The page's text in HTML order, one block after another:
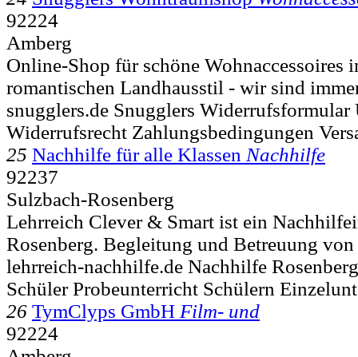
92224
Amberg
Online-Shop für schöne Wohnaccessoires
romantischen Landhausstil - wir sind
snugglers.de Snugglers Widerrufsformular
Widerrufsrecht Zahlungsbedingungen
25 Nachhilfe für alle Klassen Nachhilfe
92237
Sulzbach-Rosenberg
Lehrreich Clever & Smart ist ein
Rosenberg. Begleitung und Betreuung
lehrreich-nachhilfe.de Nachhilfe
Schüler Probeunterricht Schülern
26 TymClyps GmbH Film- und
92224